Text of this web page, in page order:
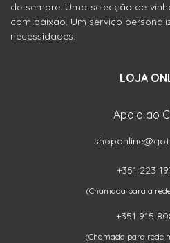
de sempre. Uma selecção de
com paixão. Um serviço
necessidades.
LOJA
Apoio ao
+351 223
(Chamada para a
+351 915
(Chamada para rede